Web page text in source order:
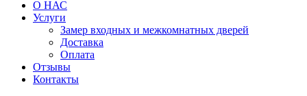
О НАС
Услуги
Замер входных и межкомнатных дверей
Доставка
Оплата
Отзывы
Контакты